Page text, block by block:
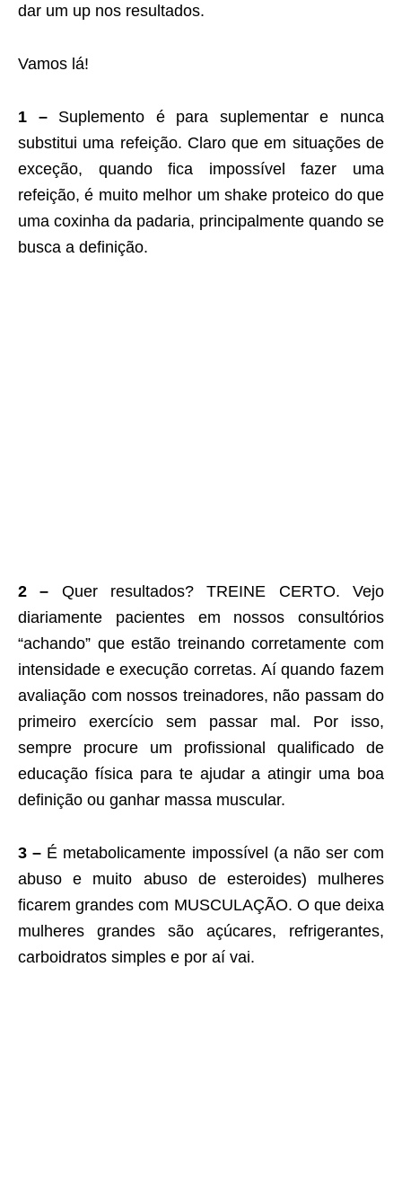
dar um up nos resultados.
Vamos lá!
1 –
Suplemento é para suplementar e nunca
substitui uma refeição. Claro que em situações de
exceção, quando fica impossível fazer uma
refeição, é muito melhor um shake proteico do que
uma coxinha da padaria, principalmente quando se
busca a definição.
2 – Quer resultados? TREINE CERTO. Vejo
diariamente pacientes em nossos consultórios
“achando” que estão treinando corretamente com
intensidade e execução corretas. Aí quando fazem
avaliação com nossos treinadores, não passam do
primeiro exercício sem passar mal. Por isso,
sempre procure um profissional qualificado de
educação física para te ajudar a atingir uma boa
definição ou ganhar massa muscular.
3 – É metabolicamente impossível (a não ser com
abuso e muito abuso de esteroides) mulheres
ficarem grandes com MUSCULAÇÃO. O que deixa
mulheres grandes são açúcares, refrigerantes,
carboidratos simples e por aí vai.